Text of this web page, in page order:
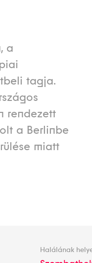
a
tagja.
rendezett
a Berlinbe
miatt
Halálának